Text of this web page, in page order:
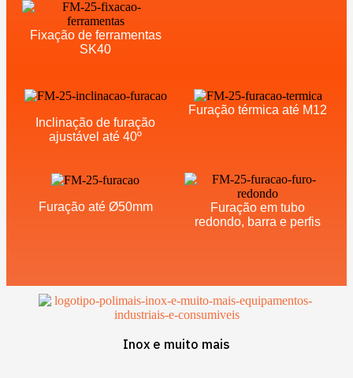
Fixação de ferramentas
SK40
Inclinação de furação
ajustável até 40º
Furação térmica até M12
Furação até Ø50mm
Furação em tubo
redondo, barra e perfis
Inox e muito mais